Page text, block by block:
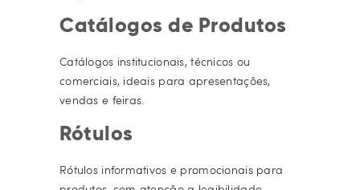
Catálogos de Produtos
Catálogos institucionais, técnicos ou
comerciais, ideais para apresentações,
vendas e feiras.
Rótulos
Rótulos informativos e promocionais para